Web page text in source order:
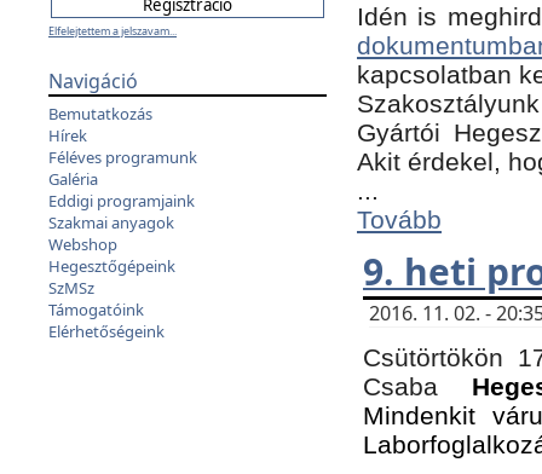
Elfelejtettem a jelszavam...
Navigáció
Bemutatkozás
Hírek
Féléves programunk
Galéria
Eddigi programjaink
Szakmai anyagok
Webshop
Hegesztőgépeink
SzMSz
Támogatóink
Elérhetőségeink
Idén is
kapcsolatban
Gyártói
Akit érdekel,
...
Tovább
9. heti
2016. 11. 02. -
Csütörtökön
Csaba
Mindenkit